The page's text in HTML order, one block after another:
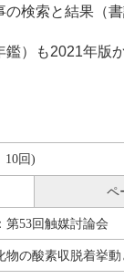
検索と結果（
）も2021年
10回)
ペ
第53回触媒討論会
物の酸素収脱着挙